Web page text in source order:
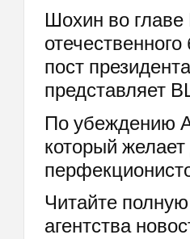
Шохин во
пост
представляет
По убеждению
который
Читайте
агентства